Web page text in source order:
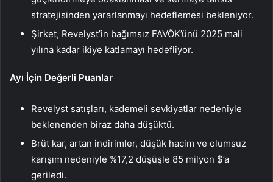
stratejisinden yararlanmayı hedeflemesi bekleniyor.
Şirket, Revelyst’in bağımsız FAVÖK’ünü 2025 mali
yılına kadar ikiye katlamayı hedefliyor.
Ayı İçin Değerli Puanlar
Revelyst satışları, kademeli sevkiyatlar nedeniyle
beklenenden biraz daha düşüktü.
Brüt kar, artan indirimler, düşük hacim ve olumsuz
karışım nedeniyle %17,2 düşüşle 85 milyon $’a
geriledi.